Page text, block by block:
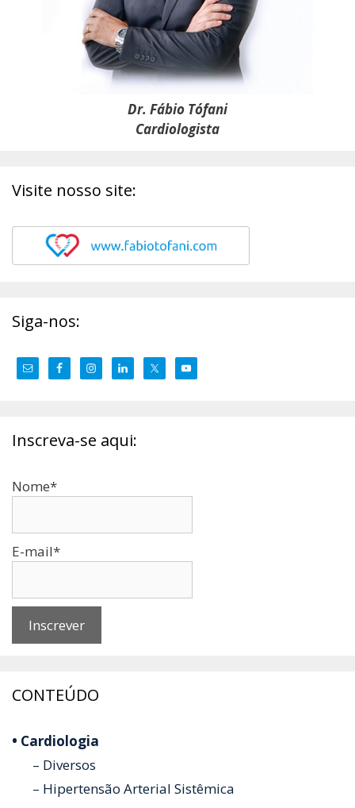
Dr. Fábio Tófani
Cardiologista
Visite nosso site:
Siga-nos:
Inscreva-se aqui:
Nome*
E-mail*
CONTEÚDO
• Cardiologia
– Diversos
– Hipertensão Arterial Sistêmica